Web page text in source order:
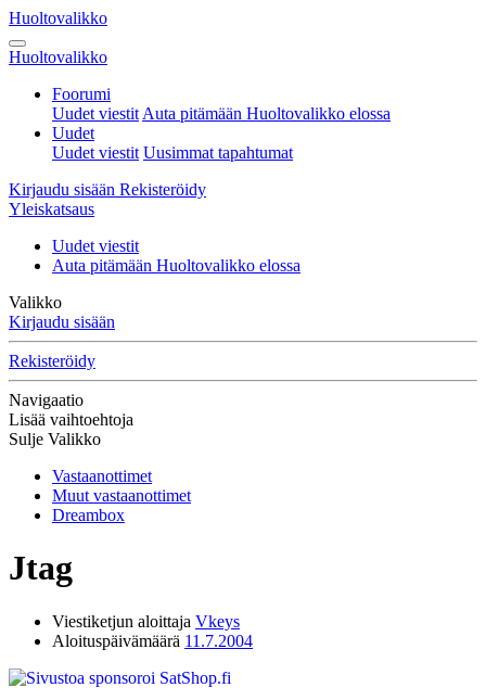
Huoltovalikko
Huoltovalikko
Foorumi
Uudet viestit Auta pitämään Huoltovalikko elossa
Uudet
Uudet viestit Uusimmat tapahtumat
Kirjaudu sisään Rekisteröidy
Yleiskatsaus
Uudet viestit
Auta pitämään Huoltovalikko elossa
Valikko
Kirjaudu sisään
Rekisteröidy
Navigaatio
Lisää vaihtoehtoja
Sulje Valikko
Vastaanottimet
Muut vastaanottimet
Dreambox
Jtag
Viestiketjun aloittaja Vkeys
Aloituspäivämäärä 11.7.2004